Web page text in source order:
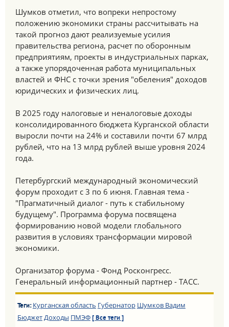
Шумков отметил, что вопреки непростому
положению экономики страны рассчитывать на
такой прогноз дают реализуемые усилия
правительства региона, расчет по оборонным
предприятиям, проекты в индустриальных парках,
а также упорядоченная работа муниципальных
властей и ФНС с точки зрения "обеления" доходов
юридических и физических лиц.
В 2025 году налоговые и неналоговые доходы
консолидированного бюджета Курганской области
выросли почти на 24% и составили почти 67 млрд
рублей, что на 13 млрд рублей выше уровня 2024
года.
Петербургский международный экономический
форум проходит с 3 по 6 июня. Главная тема -
"Прагматичный диалог - путь к стабильному
будущему". Программа форума посвящена
формированию новой модели глобального
развития в условиях трансформации мировой
экономики.
Организатор форума - Фонд Росконгресс.
Генеральный информационный партнер - ТАСС.
Теги: Курганская область Губернатор Шумков Вадим
БюджетДоходы ПМЭФ [ Все теги ]